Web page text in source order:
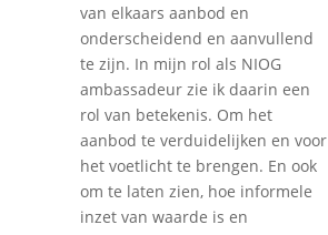
van elkaars aanbod en
onderscheidend en aanvullend
te zijn. In mijn rol als NIOG
ambassadeur zie ik daarin een
rol van betekenis. Om het
aanbod te verduidelijken en voor
het voetlicht te brengen. En ook
om te laten zien, hoe informele
inzet van waarde is en